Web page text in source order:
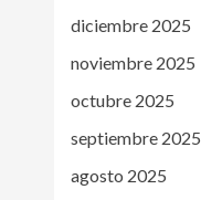
diciembre 2025
noviembre 2025
octubre 2025
septiembre 2025
agosto 2025